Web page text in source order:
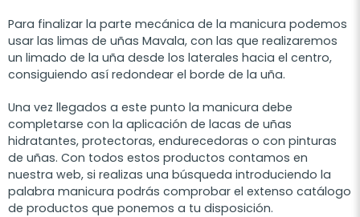
Para finalizar la parte mecánica de la manicura podemos
usar las limas de uñas Mavala, con las que realizaremos
un limado de la uña desde los laterales hacia el centro,
consiguiendo así redondear el borde de la uña.
Una vez llegados a este punto la manicura debe
completarse con la aplicación de lacas de uñas
hidratantes, protectoras, endurecedoras o con pinturas
de uñas. Con todos estos productos contamos en
nuestra web, si realizas una búsqueda introduciendo la
palabra manicura podrás comprobar el extenso catálogo
de productos que ponemos a tu disposición.